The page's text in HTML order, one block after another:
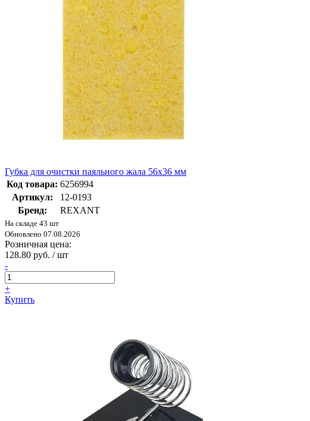
Губка для очистки паяльного жала 56х36 мм
Код товара: 6256994
Артикул:
12-0193
Бренд:
REXANT
На складе 43 шт
Обновлено 07.08.2026
Розничная цена:
128.80 руб. / шт
-
+
Купить